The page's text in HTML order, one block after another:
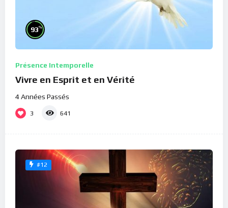
93%
Présence Intemporelle
Vivre en Esprit et en Vérité
4 Années Passés
3 641
#12